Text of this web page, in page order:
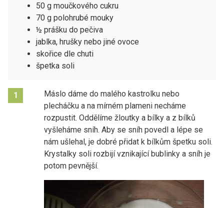
50 g moučkového cukru
70 g polohrubé mouky
½ prášku do pečiva
jablka, hrušky nebo jiné ovoce
skořice dle chuti
špetka soli
1
Máslo dáme do malého kastrolku nebo
plecháčku a na mírném plameni necháme
rozpustit. Oddělíme žloutky a bílky a z bílků
vyšleháme sníh. Aby se sníh povedl a lépe se
nám ušlehal, je dobré přidat k bílkům špetku soli.
Krystalky soli rozbijí vznikající bublinky a sníh je
potom pevnější.